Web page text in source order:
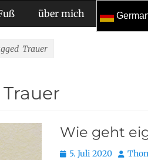
über mich
Trauer
Trauer
Wie geht
Posted
5. Juli 2020 Autor